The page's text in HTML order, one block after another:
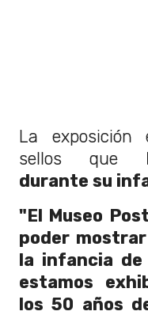
La
sellos que
durante su
"El Museo
poder
la infancia de
estamos
los 50 años